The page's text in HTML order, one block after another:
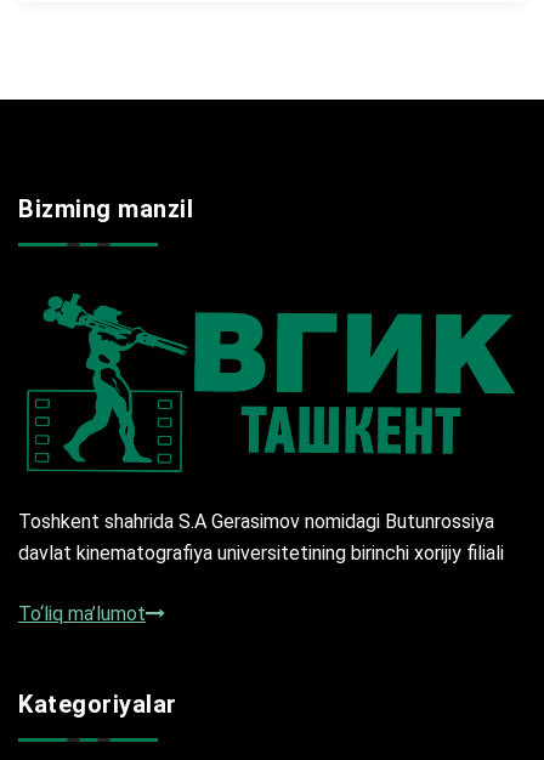
Bizming manzil
Toshkent shahrida S.A Gerasimov nomidagi Butunrossiya
davlat kinematografiya universitetining birinchi xorijiy filiali
To‘liq ma’lumot
Kategoriyalar